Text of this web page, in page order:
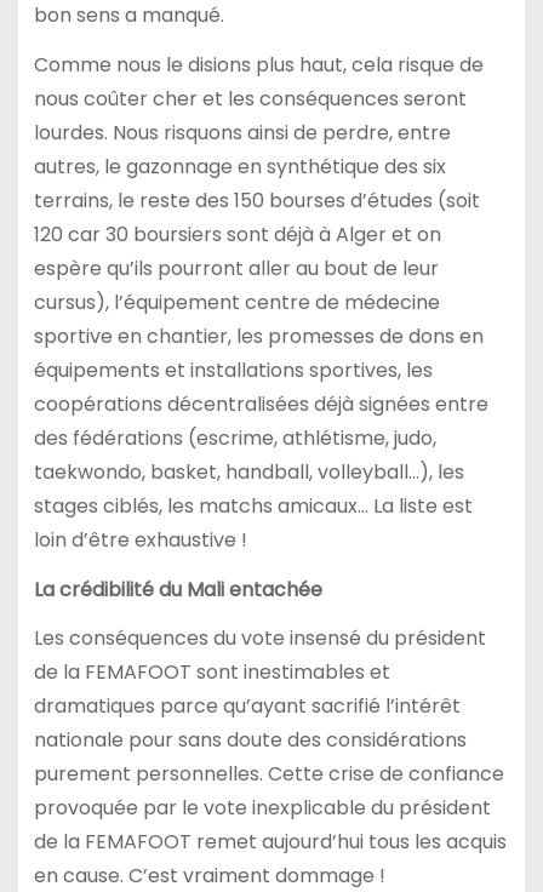
bon sens a manqué.
Comme nous le disions plus haut, cela risque de
nous coûter cher et les conséquences seront
lourdes. Nous risquons ainsi de perdre, entre
autres, le gazonnage en synthétique des six
terrains, le reste des 150 bourses d’études (soit
120 car 30 boursiers sont déjà à Alger et on
espère qu’ils pourront aller au bout de leur
cursus), l’équipement centre de médecine
sportive en chantier, les promesses de dons en
équipements et installations sportives, les
coopérations décentralisées déjà signées entre
des fédérations (escrime, athlétisme, judo,
taekwondo, basket, handball, volleyball…), les
stages ciblés, les matchs amicaux… La liste est
loin d’être exhaustive !
La crédibilité du Mali entachée
Les conséquences du vote insensé du président
de la FEMAFOOT sont inestimables et
dramatiques parce qu’ayant sacrifié l’intérêt
nationale pour sans doute des considérations
purement personnelles. Cette crise de confiance
provoquée par le vote inexplicable du président
de la FEMAFOOT remet aujourd’hui tous les acquis
en cause. C’est vraiment dommage !